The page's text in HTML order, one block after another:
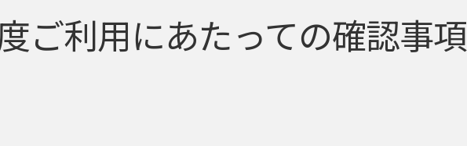
ご利用にあたっての確認事項